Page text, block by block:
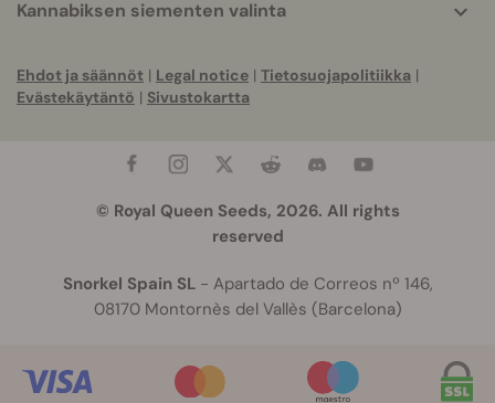
Kannabiksen siementen valinta
Ehdot ja säännöt | Legal notice | Tietosuojapolitiikka |
Evästekäytäntö | Sivustokartta
© Royal Queen Seeds, 2026. All rights
reserved
Snorkel Spain SL- Apartado de Correos nº 146,
08170 Montornès del Vallès (Barcelona)